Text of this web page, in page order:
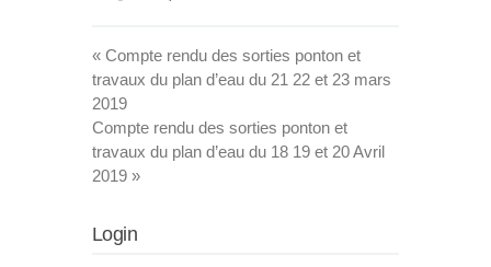
« Compte rendu des sorties ponton et
travaux du plan d’eau du 21 22 et 23 mars
2019
Compte rendu des sorties ponton et
travaux du plan d’eau du 18 19 et 20 Avril
2019 »
Login